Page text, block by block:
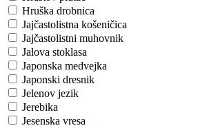
Hruška drobnica
Jajčastolistna košeničica
Jajčastolistni muhovnik
Jalova stoklasa
Japonska medvejka
Japonski dresnik
Jelenov jezik
Jerebika
Jesenska vresa